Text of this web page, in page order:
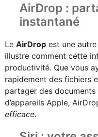
AirDrop :
instantané
Le AirDrop est une
illustre comment cette
productivité. Que vous
rapidement des fichiers
partager des
d’appareils Apple,
efficace.